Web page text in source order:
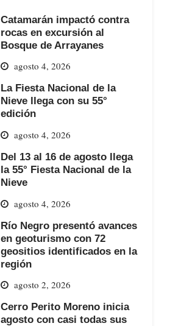
Catamarán impactó contra
rocas en excursión al
Bosque de Arrayanes
agosto 4, 2026
La Fiesta Nacional de la
Nieve llega con su 55°
edición
agosto 4, 2026
Del 13 al 16 de agosto llega
la 55° Fiesta Nacional de la
Nieve
agosto 4, 2026
Río Negro presentó avances
en geoturismo con 72
geositios identificados en la
región
agosto 2, 2026
Cerro Perito Moreno inicia
agosto con casi todas sus